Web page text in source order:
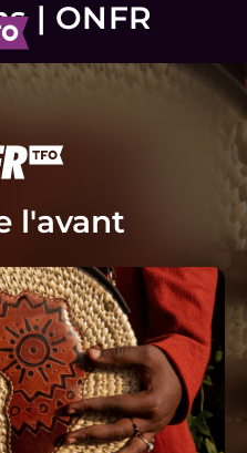
| ONFR
l'avant